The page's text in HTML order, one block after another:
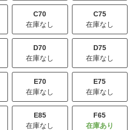
C70
在庫なし
C75
在庫なし
D70
在庫なし
D75
在庫なし
E70
在庫なし
E75
在庫なし
E85
在庫なし
F65